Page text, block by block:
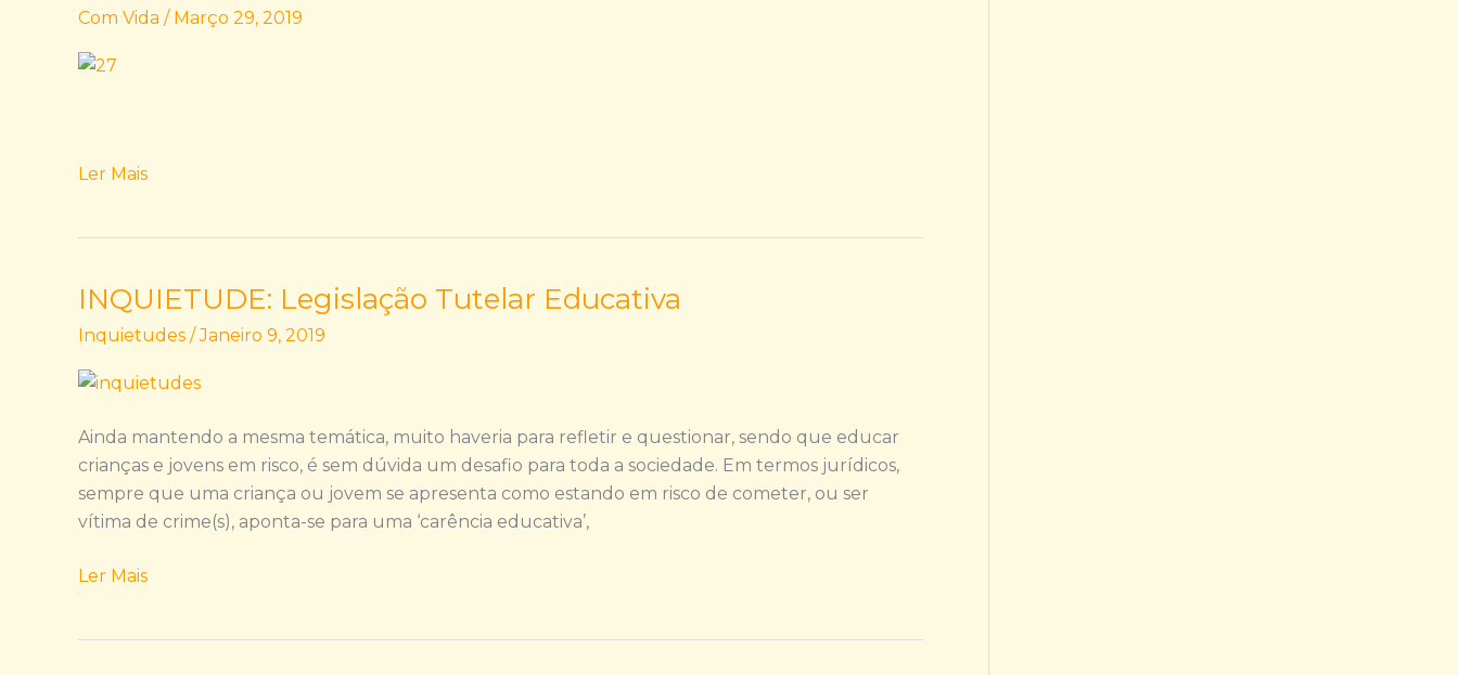
Com Vida / Março 29, 2019
Ler Mais
INQUIETUDE: Legislação Tutelar Educativa
Inquietudes /Janeiro 9, 2019
Ainda mantendo a mesma temática, muito haveria para refletir e questionar, sendo que educar
crianças e jovens em risco, é sem dúvida um desafio para toda a sociedade. Em termos jurídicos,
sempre que uma criança ou jovem se apresenta como estando em risco de cometer, ou ser
vítima de crime(s), aponta-se para uma ‘carência educativa’,
INQUIETUDE:
Legislação
Tutelar
Educativa
Ler Mais